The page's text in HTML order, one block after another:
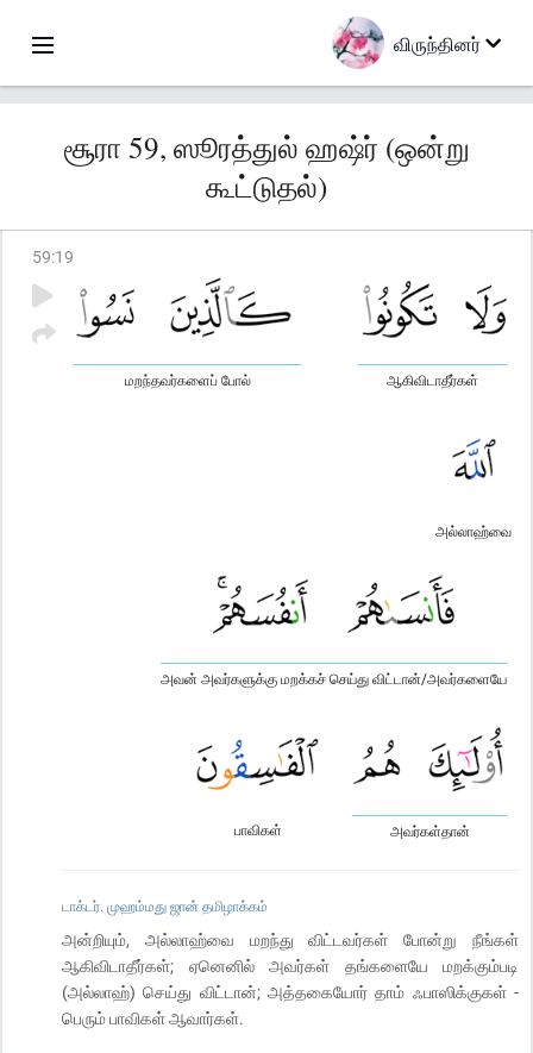
விருந்தினர்
சூரா 59, ஸூரத்துல் ஹஷ்ர் (ஒன்று
கூட்டுதல்)
59:19
ஆகிவிடாதீர்கள்
மறந்தவர்களைப் போல்
அல்லாஹ்வை
அவன் அவர்களுக்கு மறக்கச் செய்து விட்டான்/அவர்களையே
அவர்கள்தான்
பாவிகள்
டாக்டர். முஹம்மது ஜான் தமிழாக்கம்
அன்றியும், அல்லாஹ்வை மறந்து விட்டவர்கள் போன்று நீங்கள்
ஆகிவிடாதீர்கள்; ஏனெனில் அவர்கள் தங்களையே மறக்கும்படி
(அல்லாஹ்) செய்து விட்டான்; அத்தகையோர் தாம் ஃபாஸிக்குகள் -
பெரும் பாவிகள் ஆவார்கள்.